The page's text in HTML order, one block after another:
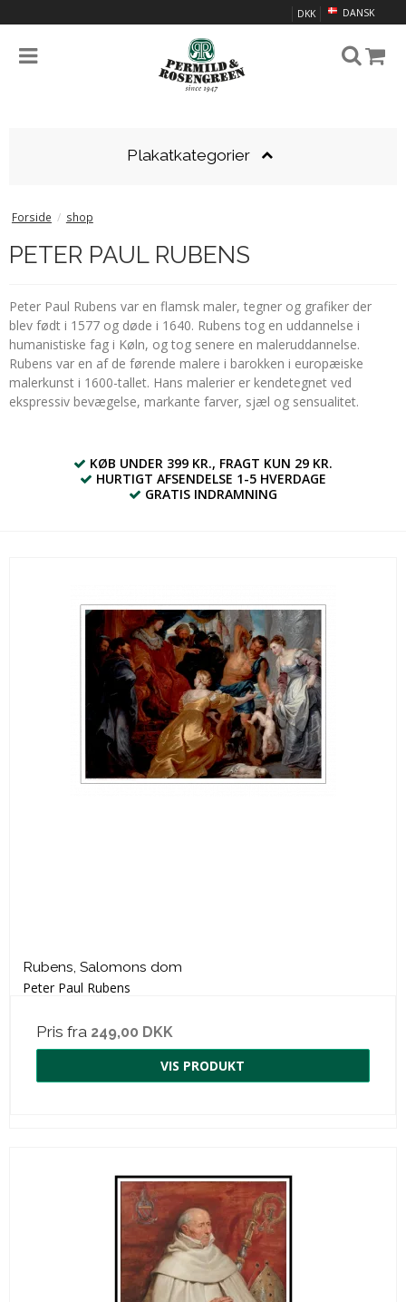
DANSK
DKK
Plakatkategorier
Forside / shop
PETER PAUL RUBENS
Peter Paul Rubens var en flamsk maler, tegner og grafiker der
blev født i 1577 og døde i 1640. Rubens tog en uddannelse i
humanistiske fag i Køln, og tog senere en maleruddannelse.
Rubens var en af de førende malere i barokken i europæiske
malerkunst i 1600-tallet. Hans malerier er kendetegnet ved
ekspressiv bevægelse, markante farver, sjæl og sensualitet.
KØB UNDER 399 KR., FRAGT KUN 29 KR.
HURTIGT AFSENDELSE 1-5 HVERDAGE
GRATIS INDRAMNING
Rubens, Salomons dom
Peter Paul Rubens
Pris fra 249,00 DKK
VIS PRODUKT